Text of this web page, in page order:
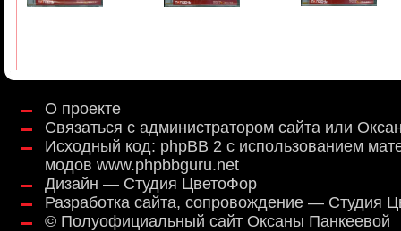
О проекте
Связаться с администратором сайта или
Исходный код: phpBB 2 с использованием
модов www.phpbbguru.net
Дизайн — Студия ЦветоФор
Разработка сайта, сопровождение — Студия
© Полуофициальный сайт Оксаны Панкеевой